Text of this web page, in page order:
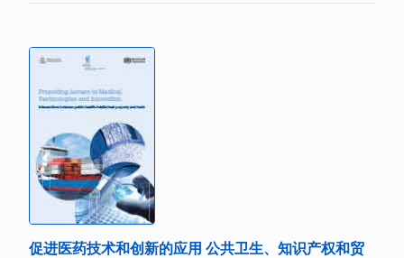
促进医药技术和创新的应用 公共卫生、知识产权和贸